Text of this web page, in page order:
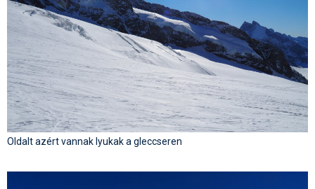
Oldalt azért vannak lyukak a gleccseren